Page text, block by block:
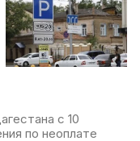
с 10
по неоплате